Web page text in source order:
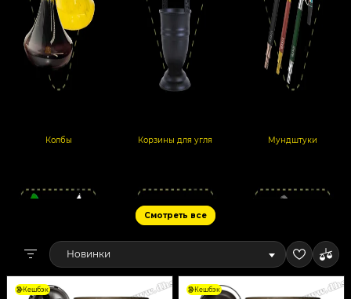
Колбы Корзины для угля Мундштуки
Смотреть все
Новинки
Кешбэк Кешбэк